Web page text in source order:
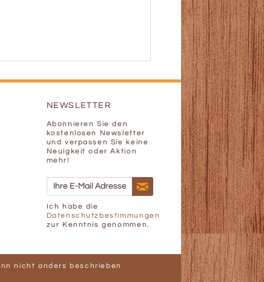
NEWSLETTER
Abonnieren Sie den
kostenlosen Newsletter
und verpassen Sie keine
Neuigkeit oder Aktion
mehr!
Ich habe die
Datenschutzbestimmungen
zur Kenntnis genommen.
nicht anders beschrieben